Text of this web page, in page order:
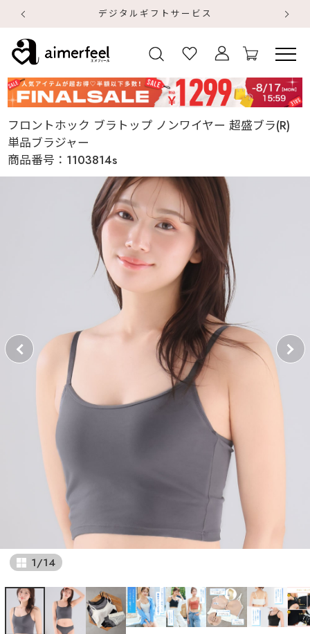
デジタルギフトサービス
フロントホック ブラトップ ノンワイヤー 超盛ブラ(R)
単品ブラジャー
商品番号： 1103814s
1/14